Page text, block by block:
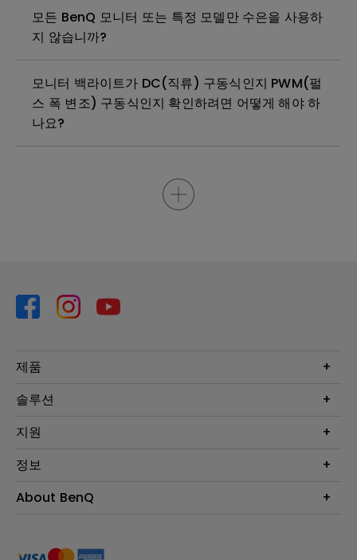
모든 BenQ 모니터 또는 특정 모델만 수은을 사용하
지 않습니까?
모니터 백라이트가 DC(직류) 구동식인지 PWM(펄
스 폭 변조) 구동식인지 확인하려면 어떻게 해야 하
나요?
제품
프로젝터
조명
솔루션
Eye-Care 모니터
e스포츠
비즈니스 디스플레이
지원
문의
서비스센터
정보
프로젝터 거리계산기
About BenQ
사회적 책임